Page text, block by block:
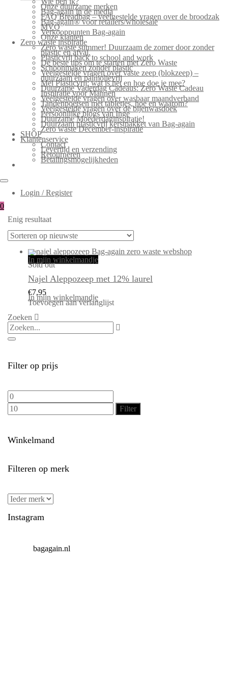
Onze duurzame merken
Bag-again in de media
FAQ Breadbag – veelgestelde vragen over de broodzak
Bag-again® voor retailers/wholesale
MVO
Verkooppunten Bag-again
Onze klanten
Zero waste inspiratie
Zero waste summer! Duurzaam de zomer door zonder
plastic en afval.
Plasticvrij back to school and work
De beste tips om te starten met Zero Waste
Schoonmaken zonder plastic
Veelgestelde vragen over vaste zeep (blokzeep) –
duurzaam en palmolievrij
Mei Plasticvrij: wat is het en hoe doe je mee?
Duurzame Vaderdag Cadeaus: Zero Waste Cadeau
Inspiratie voor Mannen
Veelgestelde vragen over wasbaar maandverband
Tandenpoetsen met tabletjes, hoe en waarom?
Veelgestelde vragen over de bijenwasdoek
Persoonlijke blogs van Inge
Duurzame Moederdaginspiratie!
Duurzaam plasticvrij kerstpakket van Bag-again
Zero waste December-inspiratie
SHOP
Klantenservice
Contact
Levertijd en verzending
Retourneren
Betalingsmogelijkheden
Login / Register
0
Enig resultaat
In mijn winkelmandje
Sold out
Najel Aleppozeep met 12% laurel
€7,95
In mijn winkelmandje
Toevoegen aan verlanglijst
Zoeken
Filter op prijs
Min.
prijs
Max.
Filter
Winkelmand
Filteren op merk
Instagram
bagagain.nl